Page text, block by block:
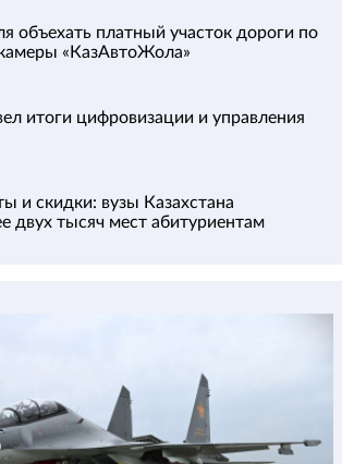
объехать платный участок дороги по
«КазАвтоЖола»
итоги цифровизации и управления
и скидки: вузы Казахстана
двух тысяч мест абитуриентам